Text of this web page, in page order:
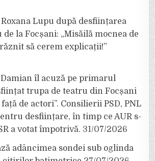
Lupu după desființarea
la Focșani: „Misăilă mocnea de
să cerem explicații!”
îl acuză pe primarul
trupa de teatru din Focșani
de actori”. Consilierii PSD, PNL
desființare, în timp ce AUR s-
a votat împotrivă. 31/07/2026
adâncimea sondei sub oglinda